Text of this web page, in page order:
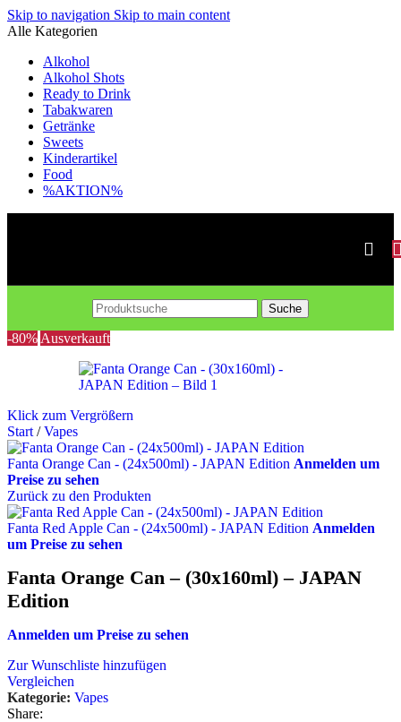
Skip to navigation Skip to main content
Alle Kategorien
Alkohol
Alkohol Shots
Ready to Drink
Tabakwaren
Getränke
Sweets
Kinderartikel
Food
%AKTION%
Suche
-80% Ausverkauft
Klick zum Vergrößern
Start / Vapes
Fanta Orange Can - (24x500ml) - JAPAN Edition Anmelden um
Preise zu sehen
Zurück zu den Produkten
Fanta Red Apple Can - (24x500ml) - JAPAN Edition Anmelden
um Preise zu sehen
Fanta Orange Can – (30x160ml) – JAPAN
Edition
Anmelden um Preise zu sehen
Zur Wunschliste hinzufügen
Vergleichen
Kategorie: Vapes
Share: